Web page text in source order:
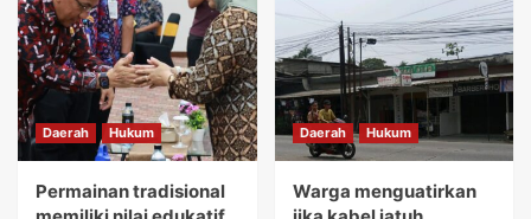
5
Kemudian Anna menuturkan acara Gebyar
festival Kuliner UMKM memberikan wadah
bagi koperasi dan pelaku usaha mikro.
Daerah Hukum
Permainan tradisional memiliki nilai
Daerah Hukum
Permainan tradisional
Daerah Hukum
Warga menguatirkan